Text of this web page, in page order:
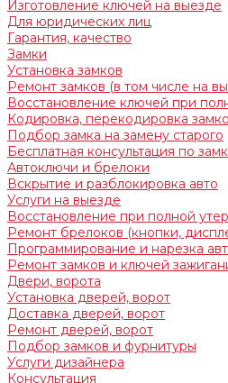
Изготовление ключей на выезде
Для юридических лиц
Гарантия, качество
Замки
Установка замков
Ремонт замков (в том числе на
Восстановление ключей при
Кодировка, перекодировка
Подбор замка на замену старого
Бесплатная консультация по
Автоключи и брелоки
Вскрытие и разблокировка авто
Услуги на выезде
Восстановление при полной
Ремонт брелоков (кнопки,
Программирование и нарезка
Ремонт замков и ключей
Двери, ворота
Установка дверей, ворот
Доставка дверей, ворот
Ремонт дверей, ворот
Подбор замков и фурнитуры
Услуги дизайнера
Консультация